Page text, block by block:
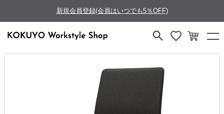
新規会員登録(会員はいつでも5％OFF)